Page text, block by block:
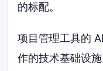
的标配。
项目管理工具的
作的技术基础设